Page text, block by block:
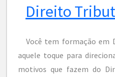
Direito
Você tem formação em
aquele toque para
motivos que fazem do